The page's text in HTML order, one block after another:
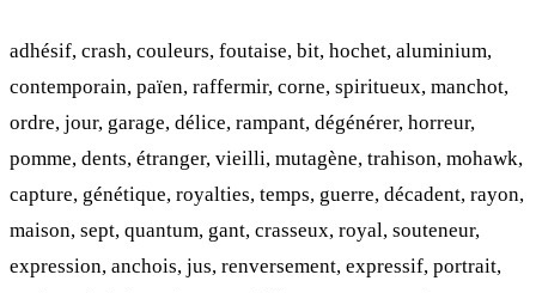
adhésif, crash, couleurs, foutaise, bit, hochet, aluminium,
contemporain, païen, raffermir, corne, spiritueux, manchot,
ordre, jour, garage, délice, rampant, dégénérer, horreur,
pomme, dents, étranger, vieilli, mutagène, trahison, mohawk,
capture, génétique, royalties, temps, guerre, décadent, rayon,
maison, sept, quantum, gant, crasseux, royal, souteneur,
expression, anchois, jus, renversement, expressif, portrait,